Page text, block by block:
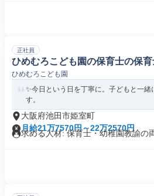
正社員
ひめむろこども園の保育士の保育
ひめむろこども園
✨今日という日を丁寧に。子どもと一緒
す。
大阪府池田市姫室町
月給21万7570円～22万2570円
求める人材: 保育士・幼稚園教諭の